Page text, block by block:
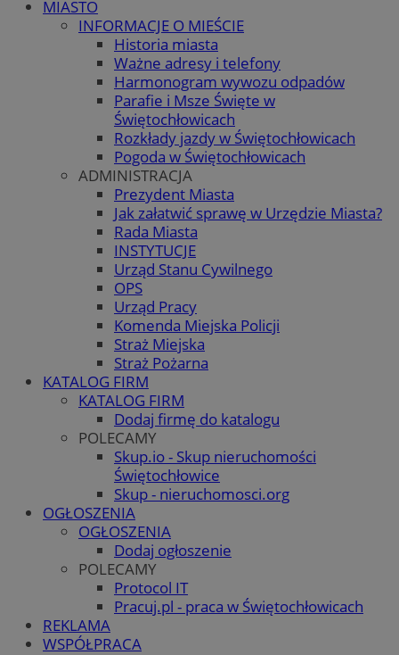
MIASTO
INFORMACJE O MIEŚCIE
Historia miasta
Ważne adresy i telefony
Harmonogram wywozu odpadów
Parafie i Msze Święte w
Świętochłowicach
Rozkłady jazdy w Świętochłowicach
Pogoda w Świętochłowicach
ADMINISTRACJA
Prezydent Miasta
Jak załatwić sprawę w Urzędzie Miasta?
Rada Miasta
INSTYTUCJE
Urząd Stanu Cywilnego
OPS
Urząd Pracy
Komenda Miejska Policji
Straż Miejska
Straż Pożarna
KATALOG FIRM
KATALOG FIRM
Dodaj firmę do katalogu
POLECAMY
Skup.io - Skup nieruchomości
Świętochłowice
Skup - nieruchomosci.org
OGŁOSZENIA
OGŁOSZENIA
Dodaj ogłoszenie
POLECAMY
Protocol IT
Pracuj.pl - praca w Świętochłowicach
REKLAMA
WSPÓŁPRACA